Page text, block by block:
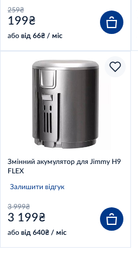
259₴
199₴
або від 66₴ / міс
Змінний акумулятор для Jimmy H9
FLEX
Залишити відгук
3 999₴
3 199₴
або від 640₴ / міс